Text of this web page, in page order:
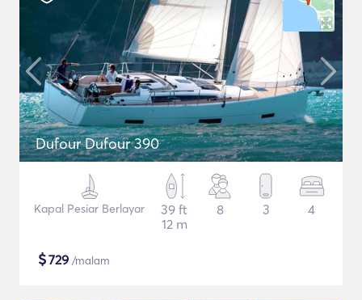
Dufour Dufour 390
Kapal Pesiar Berlayar
39 ft
12 m
8 3 4
$729 /malam